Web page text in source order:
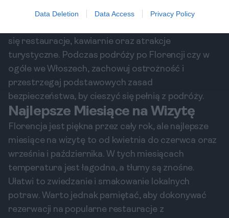
Data Deletion Data Access Privacy Policy
Croce, Oltrarno i San Lorenzo są idealnymi
się restauracje, kawiarnie oraz atrakcje
turystyczne. Podczas podróży po Florencji czy w
ogóle we Włoszech, zachowuj ostrożność i
przestrzegaj podstawowych zasad
bezpieczeństwa, by cieszyć się pełnią z podróży.
Najlepsze Miesiące na Wizytę
Florencja jest piękna przez cały rok, ale najlepsze
miesiące na wizytę to od kwietnia do czerwca oraz
września i października. W tych miesiącach
temperatura jest łagodna, a tłumy są znośne.
Ułatwi to zwiedzanie i smakowanie lokalnych
potraw. Warto jednak pamiętać, aby dokonywać
rezerwacji na popularne restauracje z